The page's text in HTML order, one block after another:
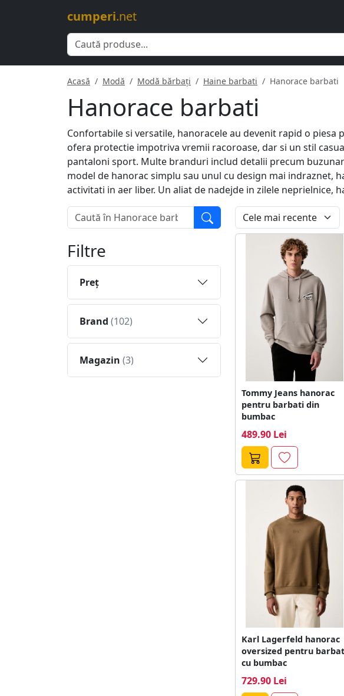
cumperi.net
Acasă Modă Modă bărbați Haine barbati Hanorace barbati
Hanorace barbati
Confortabile si versatile, hanoracele au devenit rapid o
ofera protectie impotriva vremii racoroase, dar si un stil
pantaloni sport. Multe branduri includ detalii precum
model de hanorac simplu sau unul cu design mai indraznet,
activitati in aer liber. Un aliat de nadejde in zilele
Filtre
Preţ
Brand (102)
Magazin (3)
Tommy Jeans hanorac
pentru barbati din
bumbac
489.90 Lei
Karl Lagerfeld hanorac
oversized pentru
cu bumbac
729.90 Lei